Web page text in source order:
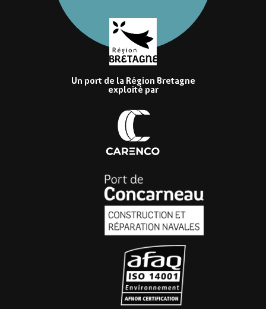
Un port de la Région Bretagne
exploité par